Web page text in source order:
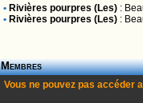
• Rivières pourpres (Les) :
• Rivières pourpres (Les) :
Membres
Vous ne pouvez pas accéder